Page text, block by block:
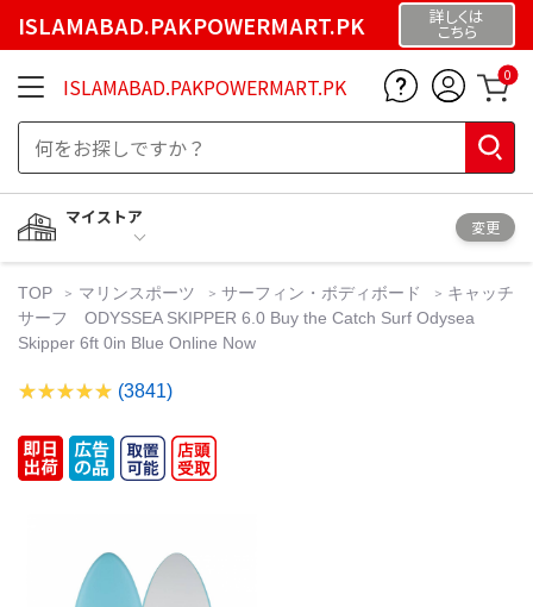
ISLAMABAD.PAKPOWERMART.PK 詳しくは
こちら
ISLAMABAD.PAKPOWERMART.PK 0
マイストア
変更
TOP マリンスポーツ サーフィン・ボディボード
キャッチ
サーフ ODYSSEA SKIPPER 6.0 Buy the Catch Surf Odysea
Skipper 6ft 0in Blue Online Now
(3841)